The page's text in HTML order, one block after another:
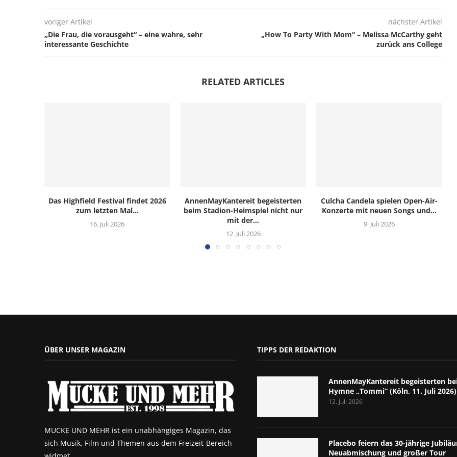
voriger Artikel
„Die Frau, die vorausgeht“ – eine wahre, sehr
interessante Geschichte
nächster Artikel
„How To Party With Mom“ – Melissa McCarthy geht
zurück ans College
RELATED ARTICLES
Das Highfield Festival findet 2026
zum letzten Mal...
16. Juli 2026
AnnenMayKantereit begeisterten
beim Stadion-Heimspiel nicht nur
mit der...
12. Juli 2026
Culcha Candela spielen Open-Air-
Konzerte mit neuen Songs und...
9. Juli 2026
ÜBER UNSER MAGAZIN
MUCKE UND MEHR ist ein unabhängiges Magazin, das
sich Musik, Film und Themen aus dem Freizeit-Bereich
TIPPS DER REDAKTION
AnnenMayKantereit begeisterten
Hymne „Tommi“ (Köln, 11. Juli 2026)
12. Juli 2026
Placebo feiern das 30-jährige
Neuabmischung und großer Tour